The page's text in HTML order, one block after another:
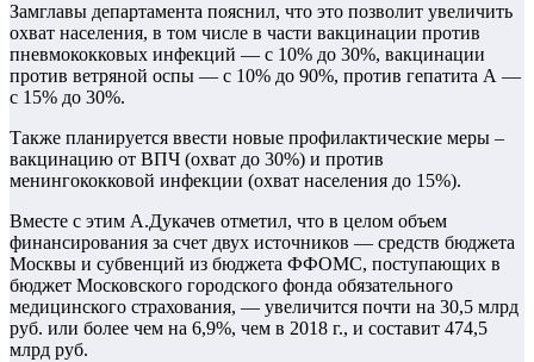
Замглавы департамента пояснил, что это позволит увеличить
охват населения, в том числе в части вакцинации против
пневмококковых инфекций — с 10% до 30%, вакцинации
против ветряной оспы — с 10% до 90%, против гепатита А —
с 15% до 30%.
Также планируется ввести новые профилактические меры –
вакцинацию от ВПЧ (охват до 30%) и против
менингококковой инфекции (охват населения до 15%).
Вместе с этим А.Дукачев отметил, что в целом объем
финансирования за счет двух источников — средств бюджета
Москвы и субвенций из бюджета ФФОМС, поступающих в
бюджет Московского городского фонда обязательного
медицинского страхования, — увеличится почти на 30,5 млрд
руб. или более чем на 6,9%, чем в 2018 г., и составит 474,5
млрд руб.